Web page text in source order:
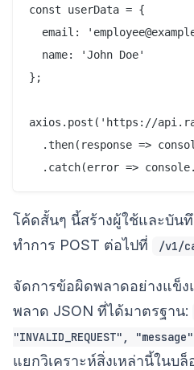
const userData = {
email:
  name: 'John Doe'
};
axios.post('https://
.then(response =>
โค้ดสั้นๆ นี้สร้างผู้ใช้และบัน
ทำการ POST ต่อไปที่
/v1/
จัดการข้อผิดพลาดอย่างแข็
พลาด JSON ที่ได้มาตรฐาน:
"INVALID_REQUEST",
แยกวิเคราะห์สิ่งเหล่านี้ในบ